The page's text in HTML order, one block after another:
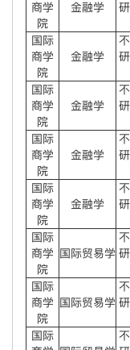
商学
院
金融学
国际
商学
院
金融学
国际
商学
院
金融学
国际
商学
院
金融学
国际
商学
院
金融学
国际
商学
院
国际贸易学
国际
商学
院
国际贸易学
国际